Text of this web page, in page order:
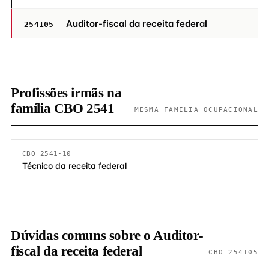
254105 Auditor-fiscal da receita federal
Profissões irmãs na
família CBO 2541
MESMA FAMÍLIA OCUPACIONAL
CBO 2541-10
Técnico da receita federal
Dúvidas comuns sobre o Auditor-
fiscal da receita federal
CBO 254105